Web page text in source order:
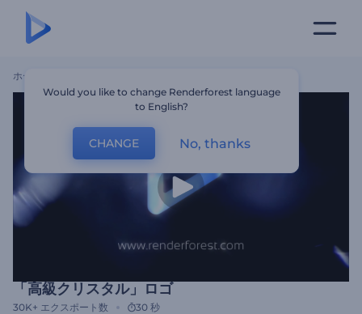
ホーム
「高級クリスタル」ロゴ
30K+ エクスポート数 30 秒
Would you like to change Renderforest language
to English?
CHANGE No, thanks